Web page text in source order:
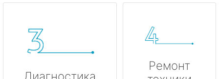
Ремонт